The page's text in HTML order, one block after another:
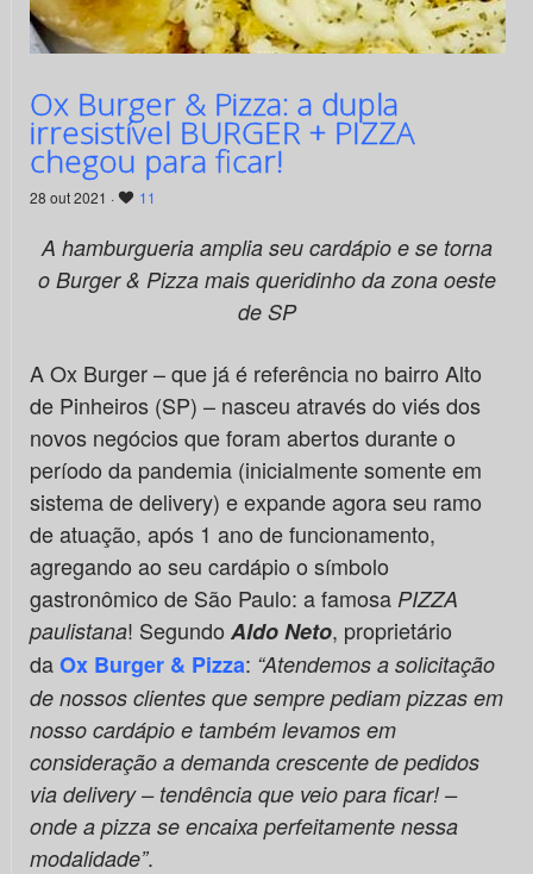
Ox Burger & Pizza: a dupla
irresistível BURGER + PIZZA
chegou para ficar!
28 out 2021 · 11
A hamburgueria amplia seu cardápio e se torna
o Burger & Pizza mais queridinho da zona oeste
de SP
A Ox Burger – que já é referência no bairro Alto
de Pinheiros (SP) – nasceu através do viés dos
novos negócios que foram abertos durante o
período da pandemia (inicialmente somente em
sistema de delivery) e expande agora seu ramo
de atuação, após 1 ano de funcionamento,
agregando ao seu cardápio o símbolo
gastronômico de São Paulo: a famosa PIZZA
paulistana! Segundo Aldo Neto, proprietário
daOx Burger & Pizza: “Atendemos a solicitação
de nossos clientes que sempre pediam pizzas em
nosso cardápio e também levamos em
consideração a demanda crescente de pedidos
via delivery – tendência que veio para ficar! –
onde a pizza se encaixa perfeitamente nessa
modalidade”.